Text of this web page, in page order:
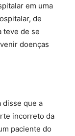
em uma
de
teve de se
doenças
disse que a
incorreto da
paciente do